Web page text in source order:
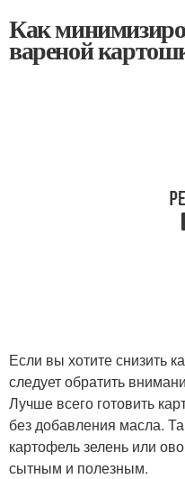
Как
вареной
Если вы хотите снизить
следует обратить
Лучше всего готовить
без добавления масла.
картофель зелень или
сытным и полезным.